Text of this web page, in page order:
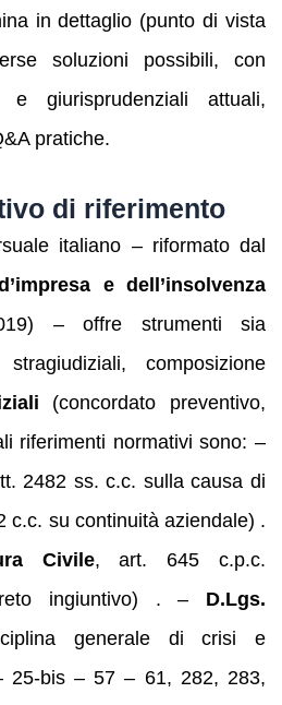
in dettaglio (punto di vista
soluzioni possibili, con
e giurisprudenziali attuali,
pratiche.
di riferimento
italiano – riformato dal
e dell’insolvenza
– offre strumenti sia
composizione
(concordato preventivo,
riferimenti normativi sono: –
2482 ss. c.c. sulla causa di
c.c. su continuità aziendale) .
Civile, art. 645 c.p.c.
ingiuntivo) . – D.Lgs.
generale di crisi e
25-bis– 57– 61, 282, 283,